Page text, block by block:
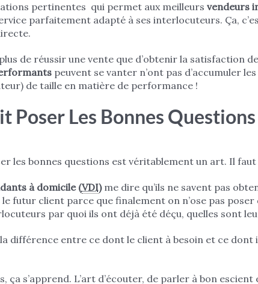
pertinentes qui permet aux meilleurs vendeurs
parfaitement adapté à ses interlocuteurs. Ça,
de réussir une vente que d’obtenir la satisfaction
peuvent se vanter n’ont pas d’accumuler
de taille en matière de performance !
Poser Les Bonnes Questions
les bonnes questions est véritablement un art. Il
à domicile (VDI) me dire qu’ils ne savent pas
futur client parce que finalement on n’ose pas
par quoi ils ont déjà été déçu, quelles sont
différence entre ce dont le client à besoin et ce dont
ça s’apprend. L’art d’écouter, de parler à bon